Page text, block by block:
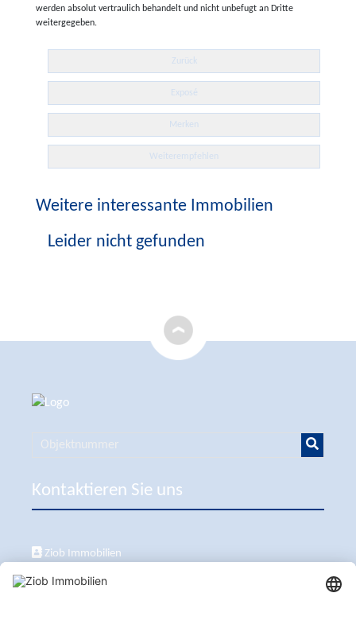
werden absolut vertraulich behandelt und nicht unbefugt an Dritte
weitergegeben.
Zurück
Exposé
Merken
Weiterempfehlen
Weitere interessante Immobilien
Leider nicht gefunden
Kontaktieren Sie uns
Ziob Immobilien
Calle Peix 2, 07157 Puerto de Andratx